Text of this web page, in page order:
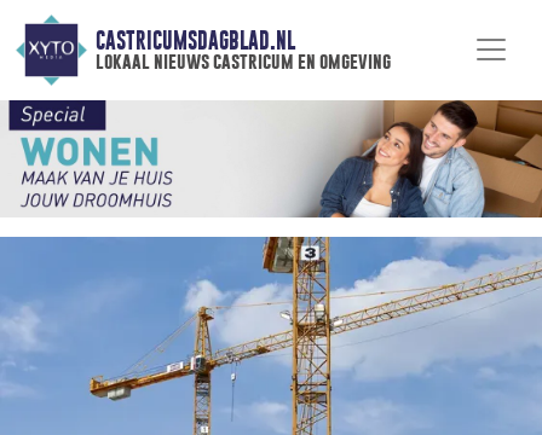
CASTRICUMSDAGBLAD.NL
lokaal nieuws castricum en omgeving